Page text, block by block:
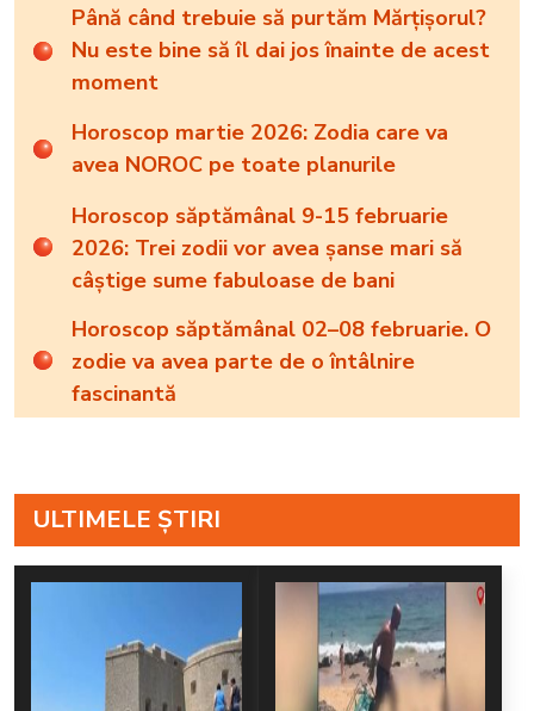
Până când trebuie să purtăm Mărțișorul?
Nu este bine să îl dai jos înainte de acest
moment
Horoscop martie 2026: Zodia care va
avea NOROC pe toate planurile
Horoscop săptămânal 9-15 februarie
2026: Trei zodii vor avea șanse mari să
câștige sume fabuloase de bani
Horoscop săptămânal 02–08 februarie. O
zodie va avea parte de o întâlnire
fascinantă
ULTIMELE ȘTIRI